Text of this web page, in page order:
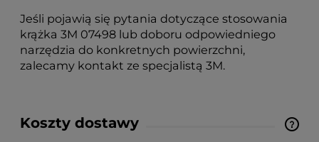
Jeśli pojawią się pytania dotyczące stosowania
krążka 3M 07498 lub doboru odpowiedniego
narzędzia do konkretnych powierzchni,
zalecamy kontakt ze specjalistą 3M.
Koszty dostawy
Cena nie zawiera ewentualnych kosztów płatności